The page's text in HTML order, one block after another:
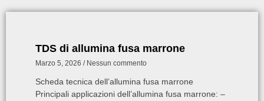
TDS di allumina fusa marrone
Marzo 5, 2026 Nessun commento
Scheda tecnica dell’allumina fusa marrone
Principali applicazioni dell’allumina fusa marrone: –